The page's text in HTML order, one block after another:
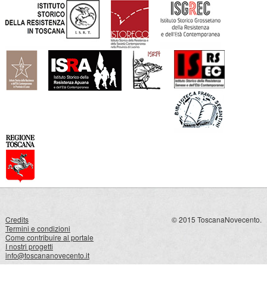
Credits
Termini e condizioni
Come contribuire al portale
I nostri progetti
info@toscananovecento.it
© 2015 ToscanaNovecento.